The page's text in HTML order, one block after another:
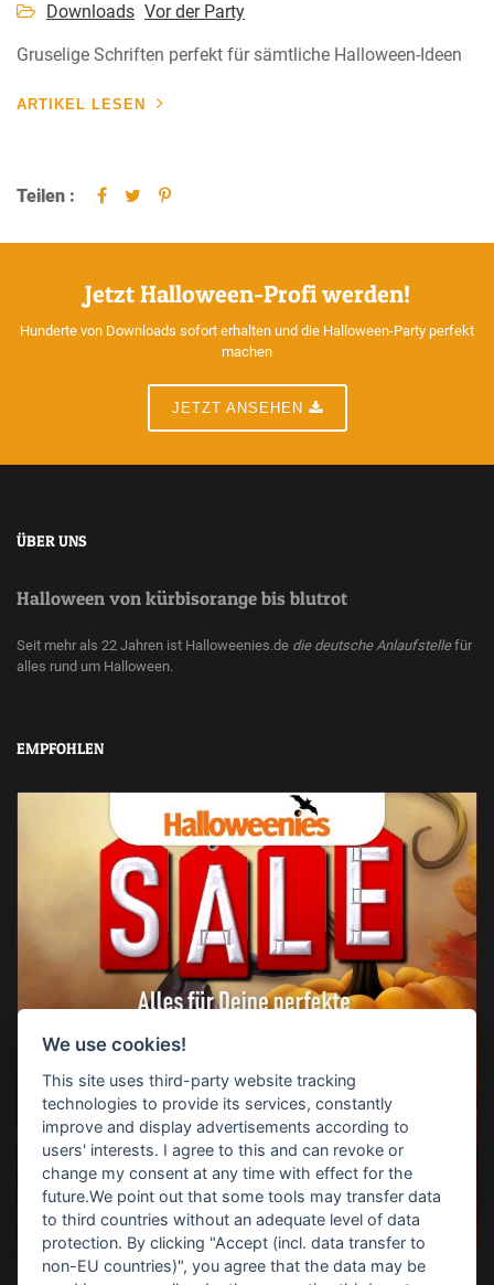
Downloads Vor der Party
Gruselige Schriften perfekt für sämtliche Halloween-Ideen
ARTIKEL LESEN
Teilen :
Jetzt Halloween-Profi werden!
Hunderte von Downloads sofort erhalten und die Halloween-Party perfekt
machen
JETZT ANSEHEN
ÜBER UNS
Halloween von kürbisorange bis blutrot
Seit mehr als 22 Jahren ist Halloweenies.de die deutsche Anlaufstellefür
alles rund um Halloween.
EMPFOHLEN
We use cookies!
This site uses third-party website tracking
technologies to provide its services, constantly
improve and display advertisements according to
users' interests. I agree to this and can revoke or
change my consent at any time with effect for the
future.We point out that some tools may transfer data
to third countries without an adequate level of data
protection. By clicking "Accept (incl. data transfer to
non-EU countries)", you agree that the data may be